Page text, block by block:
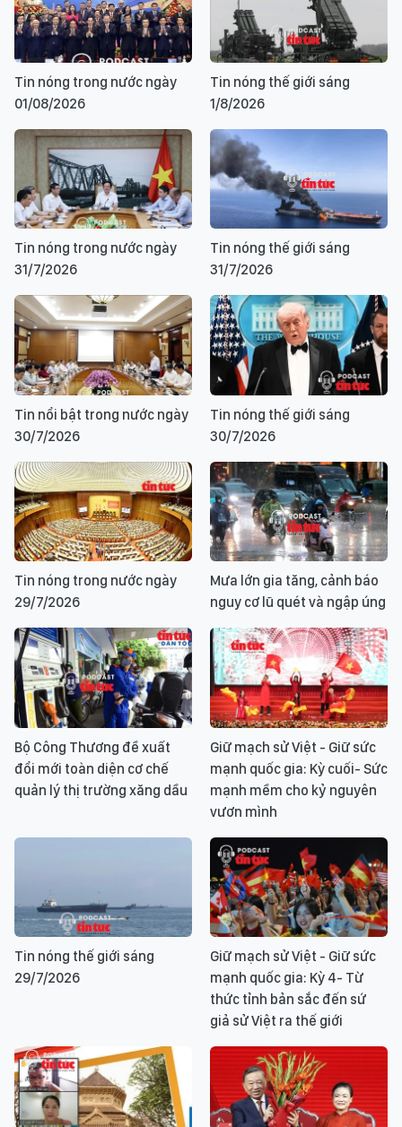
Tin nóng trong nước ngày
01/08/2026
Tin nóng thế giới sáng
1/8/2026
Tin nóng trong nước ngày
31/7/2026
Tin nóng thế giới sáng
31/7/2026
Tin nổi bật trong nước ngày
30/7/2026
Tin nóng thế giới sáng
30/7/2026
Tin nóng trong nước ngày
29/7/2026
Mưa lớn gia tăng, cảnh báo
nguy cơ lũ quét và ngập úng
Bộ Công Thương đề xuất
đổi mới toàn diện cơ chế
quản lý thị trường xăng dầu
Giữ mạch sử Việt - Giữ sức
mạnh quốc gia: Kỳ cuối- Sức
mạnh mềm cho kỷ nguyên
vươn mình
Tin nóng thế giới sáng
29/7/2026
Giữ mạch sử Việt - Giữ sức
mạnh quốc gia: Kỳ 4- Từ
thức tỉnh bản sắc đến sứ
giả sử Việt ra thế giới